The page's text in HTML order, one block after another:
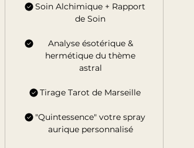
Soin Alchimique + Rapport
de Soin
Analyse ésotérique &
hermétique du thème
astral
Tirage Tarot de Marseille
"Quintessence" votre spray
aurique personnalisé